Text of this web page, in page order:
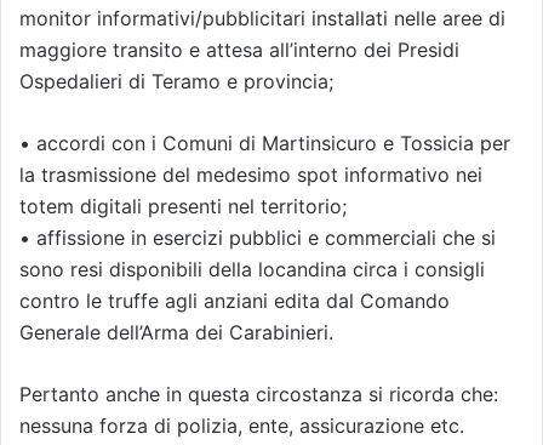
monitor informativi/pubblicitari installati nelle aree di
maggiore transito e attesa all’interno dei Presidi
Ospedalieri di Teramo e provincia;
• accordi con i Comuni di Martinsicuro e Tossicia per
la trasmissione del medesimo spot informativo nei
totem digitali presenti nel territorio;
• affissione in esercizi pubblici e commerciali che si
sono resi disponibili della locandina circa i consigli
contro le truffe agli anziani edita dal Comando
Generale dell’Arma dei Carabinieri.
Pertanto anche in questa circostanza si ricorda che:
nessuna forza di polizia, ente, assicurazione etc.